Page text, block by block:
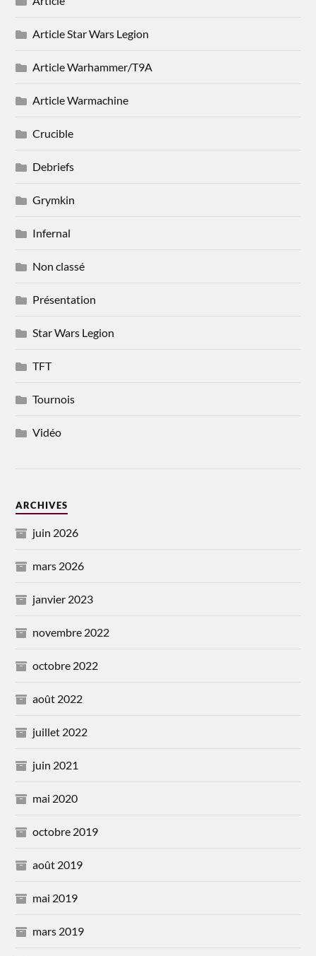
Article Star Wars Legion
Article Warhammer/T9A
Article Warmachine
Crucible
Debriefs
Grymkin
Infernal
Non classé
Présentation
Star Wars Legion
TFT
Tournois
Vidéo
ARCHIVES
juin 2026
mars 2026
janvier 2023
novembre 2022
octobre 2022
août 2022
juillet 2022
juin 2021
mai 2020
octobre 2019
août 2019
mai 2019
mars 2019